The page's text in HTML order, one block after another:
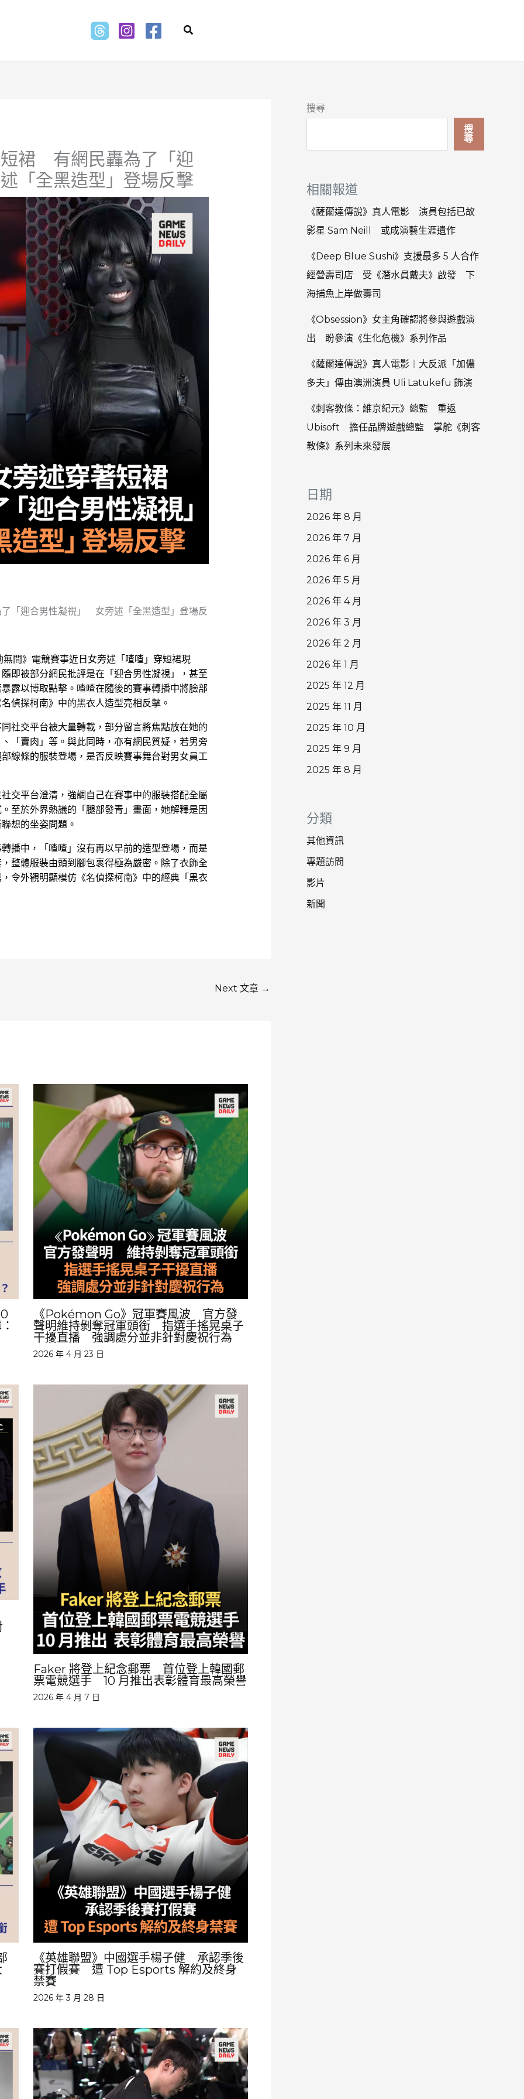
Search
裙 有網民轟為了「迎
「全黑造型」登場反擊
「迎合男性凝視」 女旁述「全黑造型」登場反
間》電競賽事近日女旁述「喳喳」穿短裙現
即被部分網民批評是在「迎合男性凝視」，甚至
露以博取點擊。喳喳在隨後的賽事轉播中將臉部
偵探柯南》中的黑衣人造型亮相反擊。
社交平台被大量轉載，部分留言將焦點放在她的
「賣肉」等。與此同時，亦有網民質疑，若男旁
線條的服裝登場，是否反映賽事舞台對男女員工
交平台澄清，強調自己在賽事中的服裝搭配全屬
至於外界熱議的「腿部發青」畫面，她解釋是因
想的坐姿問題。
播中，「喳喳」沒有再以早前的造型登場，而是
整體服裝由頭到腳包裹得極為嚴密。除了衣飾全
令外觀明顯模仿《名偵探柯南》中的經典「黑衣
Next 文章 →
《Pokémon Go》冠軍賽風波 官方發
聲明維持剝奪冠軍頭銜 指選手搖晃桌子
干擾直播 強調處分並非針對慶祝行為
2026 年 4 月 23 日
Faker 將登上紀念郵票 首位登上韓國郵
票電競選手 10 月推出表彰體育最高榮譽
2026 年 4 月 7 日
《英雄聯盟》中國選手楊子健 承認季後
賽打假賽 遭 Top Esports 解約及終身
禁賽
2026 年 3 月 28 日
搜尋
搜
尋
相關報道
《薩爾達傳說》真人電影 演員包括已故
影星 Sam Neill 或成演藝生涯遺作
《Deep Blue Sushi》支援最多 5 人合作
經營壽司店 受《潛水員戴夫》啟發 下
海捕魚上岸做壽司
《Obsession》女主角確認將參與遊戲演
出 盼參演《生化危機》系列作品
《薩爾達傳說》真人電影︱大反派「加儂
多夫」傳由澳洲演員 Uli Latukefu 飾演
《刺客教條：維京紀元》總監 重返
Ubisoft 擔任品牌遊戲總監 掌舵《刺客
教條》系列未來發展
日期
2026 年 8 月
2026 年 7 月
2026 年 6 月
2026 年 5 月
2026 年 4 月
2026 年 3 月
2026 年 2 月
2026 年 1 月
2025 年 12 月
2025 年 11 月
2025 年 10 月
2025 年 9 月
2025 年 8 月
分類
其他資訊
專題訪問
影片
新聞